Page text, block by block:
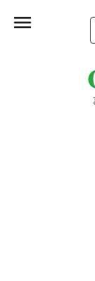
menu